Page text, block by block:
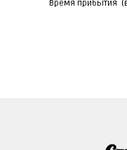
Время прибытия